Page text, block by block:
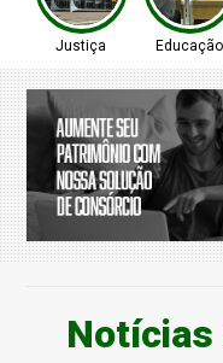
Justiça Educação
Notícias